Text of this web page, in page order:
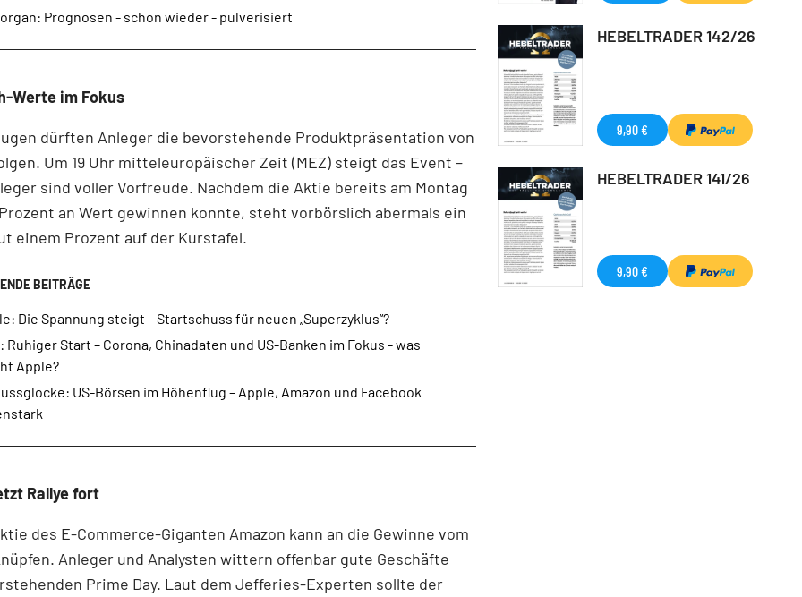
Prognosen - schon wieder - pulverisiert
Werte im Fokus
dürften Anleger die bevorstehende Produktpräsentation von
Um 19 Uhr mitteleuropäischer Zeit (MEZ) steigt das Event –
sind voller Vorfreude. Nachdem die Aktie bereits am Montag
an Wert gewinnen konnte, steht vorbörslich abermals ein
einem Prozent auf der Kurstafel.
Die Spannung steigt – Startschuss für neuen „Superzyklus“?
Ruhiger Start – Corona, Chinadaten und US-Banken im Fokus - was
Apple?
US-Börsen im Höhenflug – Apple, Amazon und Facebook
Rallye fort
des E-Commerce-Giganten Amazon kann an die Gewinne vom
Anleger und Analysten wittern offenbar gute Geschäfte
Prime Day. Laut dem Jefferies-Experten sollte der
HEBELTRADER 142/26
9,90 €
HEBELTRADER 141/26
9,90 €